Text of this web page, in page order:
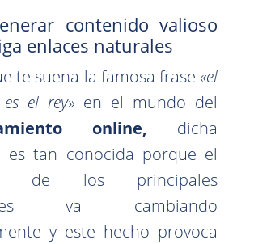
contenido valioso
enlaces naturales
te suena la famosa frase«el
el rey»en el mundo del
online, dicha
es tan conocida porque el
de los principales
va cambiando
y este hecho provoca